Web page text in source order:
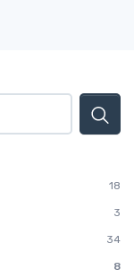
18
3
34
8